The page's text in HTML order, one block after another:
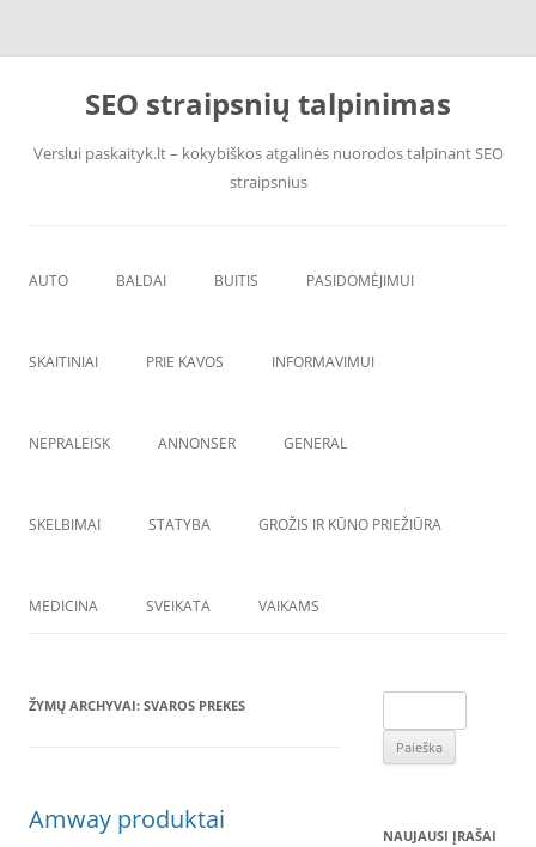
Pereiti
SEO straipsnių talpinimas
Verslui paskaityk.lt – kokybiškos atgalinės nuorodos talpinant SEO
straipsnius
AUTO
PADANGOS
BALDAI BUITIS
ĮRANGA
ŠVAROS PREKĖS
PASIDOMĖJIMUI
SKAITINIAI PRIE KAVOS INFORMAVIMUI
NEPRALEISK ANNONSER GENERAL
SKELBIMAI STATYBA GROŽIS IR KŪNO PRIEŽIŪRA
MEDICINA SVEIKATA VAIKAMS
ŽYMŲ ARCHYVAI: SVAROS PREKES
Amway produktai
NAUJAUSI ĮRAŠAI